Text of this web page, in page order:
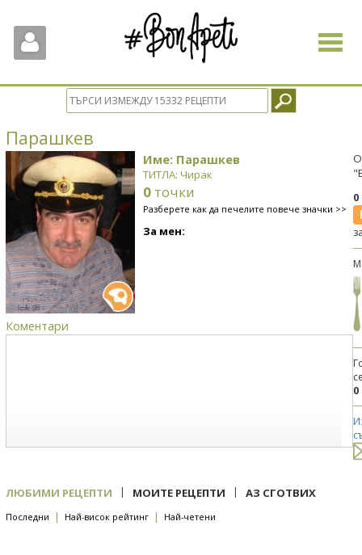
Toggle
Парашкев
Име: Парашкев
ТИТЛА: Чирак
0 точки
Разберете как да печелите повече значки >>
За мен:
Коментари
0
ЛЮБИМИ РЕЦЕПТИ | МОИТЕ РЕЦЕПТИ | АЗ СГОТВИХ
Последни | Най-висок рейтинг | Най-четени